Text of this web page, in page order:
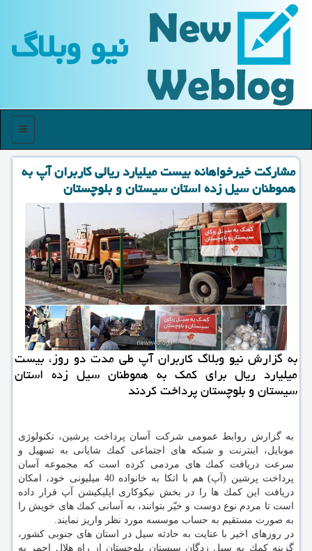
نیو وبلاگ
منو
مشاركت خیرخواهانه بیست میلیارد ریالی كاربران آپ به
هموطنان سیل زده استان سیستان و بلوچستان
به گزارش نیو وبلاگ كاربران آپ طی مدت دو روز، بیست
میلیارد ریال برای كمك به هموطنان سیل زده استان
سیستان و بلوچستان پرداخت كردند
به گزارش روابط عمومی شركت آسان پرداخت پرشین، تكنولوژی
موبایل، اینترنت و شبكه های اجتماعی كمك شایانی به تسهیل و
سرعت دریافت كمك های مردمی كرده است كه مجموعه آسان
پرداخت پرشین (آپ) هم با اتكا به خانواده 40 میلیونی خود، امكان
دریافت این كمك ها را در بخش نیكوكاری اپلیكیشن آپ قرار داده
است تا مردم نوع دوست و خیّر بتوانند، به آسانی كمك های خویش را
به صورت مستقیم به حساب موسسه مورد نظر واریز نمایند.
در روزهای اخیر با عنایت به حادثه سیل در استان های جنوبی كشور،
گزینه كمك به سیل زدگان سیستان بلوچستان از راه هلال احمر به